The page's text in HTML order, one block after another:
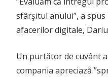
sfârşitul anului”, a
afacerilor digitale,
Un purtător de cuvânt
compania apreciază